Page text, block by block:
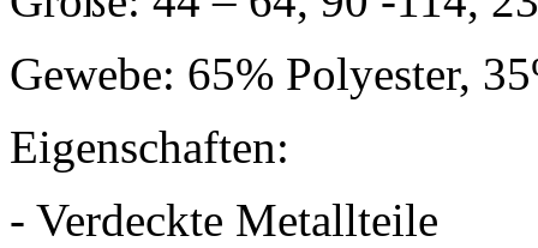
Gewebe: 65% Polyester,
Eigenschaften:
- Verdeckte Metallteile